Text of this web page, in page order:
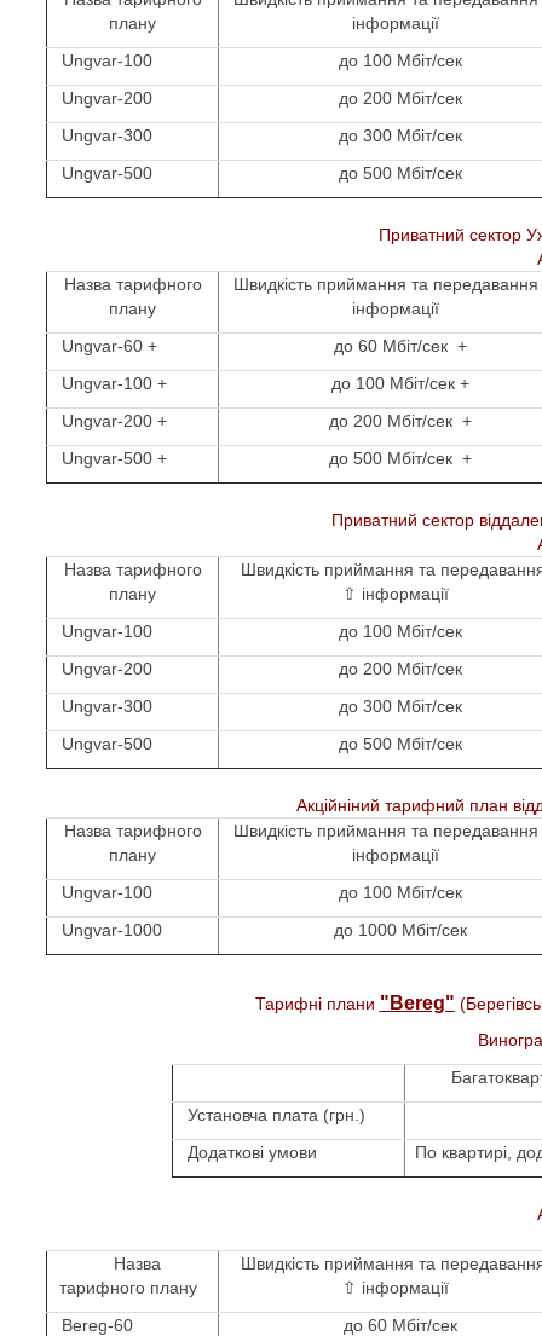
плану
інформації
Ungvar-100
до 100 Мбіт/сек
Ungvar-200
до 200 Мбіт/сек
Ungvar-300
до 300 Мбіт/сек
Ungvar-500
до 500 Мбіт/сек
Приватний сектор
Назва тарифного
плану
Швидкість приймання та передавання
інформації
Ungvar-60 +
до 60 Мбіт/сек +
Ungvar-100 +
до 100 Мбіт/сек +
Ungvar-200 +
до 200 Мбіт/сек +
Ungvar-500 +
до 500 Мбіт/сек +
Приватний сектор
Назва тарифного
плану
Швидкість приймання та
⇧ інформації
Ungvar-100
до 100 Мбіт/сек
Ungvar-200
до 200 Мбіт/сек
Ungvar-300
до 300 Мбіт/сек
Ungvar-500
до 500 Мбіт/сек
Акційніний тарифний план
Назва тарифного
плану
Швидкість приймання та передавання
інформації
Ungvar-100
до 100 Мбіт/сек
Ungvar-1000
до 1000 Мбіт/сек
Тарифні плани "Bereg"
Установча плата (грн.)
Додаткові умови
По квартирі, д
Назва
тарифного плану
Швидкість приймання та
⇧ інформації
Bereg-60
до 60 Мбіт/сек